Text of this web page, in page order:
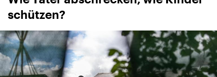
schützen?